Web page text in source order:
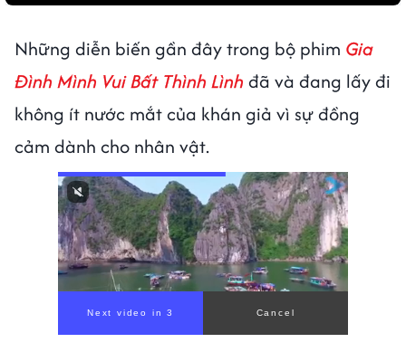
Những diễn biến gần đây trong bộ phim Gia
Đình Mình Vui Bất Thình Lình đã và đang lấy đi
không ít nước mắt của khán giả vì sự đồng
cảm dành cho nhân vật.
Next video in 1 Cancel